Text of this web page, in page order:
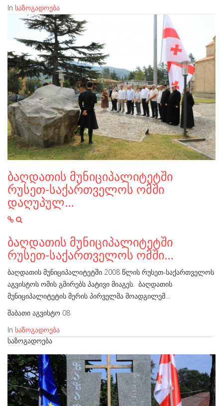
In საზოგადოება
ბაღდათის მუნიციპალიტეტში
რუსეთ-საქართველოს ომში
დაღუპულ…
ბაღდათის მუნიციპალიტეტში
რუსეთ-საქართველოს ომში…
ბაღდათის მუნიციპალიტეტში 2008 წლის რუსეთ-საქართველოს
აგვისტოს ომის გმირებს პატივი მიაგეს. ბაღდათის
მუნიციპალიტეტის მერის პირველმა მოადგილემ…
შაბათი აგვისტო 08
In საზოგადოება
ᲡᲐᲖᲝᲒᲐᲓᲝᲔᲑᲐ